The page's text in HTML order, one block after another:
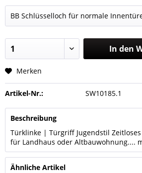
In den
Merken
Artikel-Nr.: SW10185.1
Beschreibung
Türklinke | Türgriff Jugendstil
für Landhaus oder Altbauwohnung....
Ähnliche Artikel